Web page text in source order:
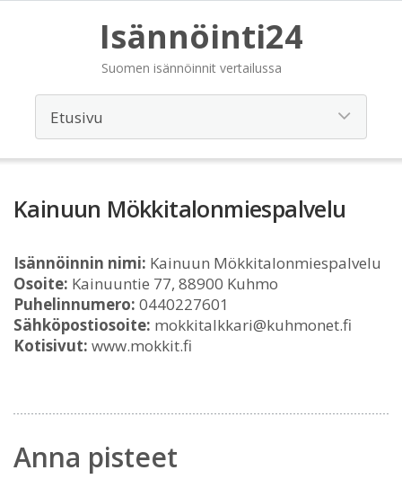
Isännöinti24
Suomen isännöinnit vertailussa
Kainuun Mökkitalonmiespalvelu
Isännöinnin nimi: Kainuun Mökkitalonmiespalvelu
Osoite: Kainuuntie 77, 88900 Kuhmo
Puhelinnumero: 0440227601
Sähköpostiosoite: mokkitalkkari@kuhmonet.fi
Kotisivut: www.mokkit.fi
Anna pisteet